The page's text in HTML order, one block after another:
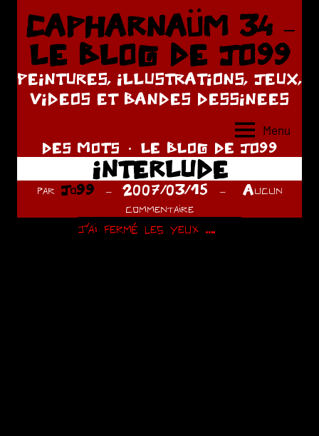
Aller
contenu
CAPHARNAÜM 34 –
LE BLOG DE JO99
PEINTURES, ILLUSTRATIONS, JEUX,
VIDEOS ET BANDES DESSINEES
Menu
DES MOTS LE BLOG DE JO99
INTERLUDE
par Jo99 2007/03/15
Aucun
commentaire
j’ai fermé les yeux ….